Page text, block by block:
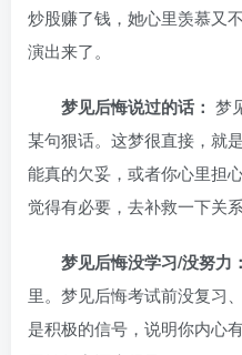
炒股赚了钱，她心里羡慕又
演出来了。
梦见后悔说过的话： 梦
某句狠话。这梦很直接，就
能真的欠妥，或者你心里担
觉得有必要，去补救一下关
梦见后悔没学习/没努力：
里。梦见后悔考试前没复习
是积极的信号，说明你内心